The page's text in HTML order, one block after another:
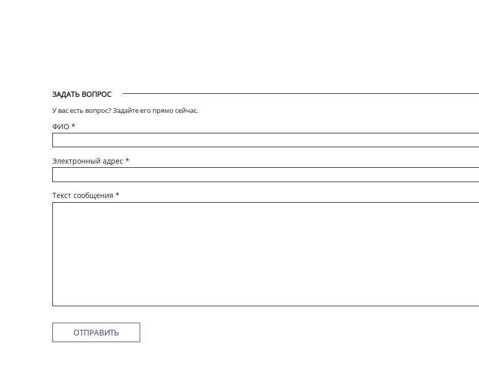
ЗАДАТЬ ВОПРОС
У вас есть вопрос? Задайте его прямо сейчас.
ФИО *
Электронный адрес *
Текст сообщения *